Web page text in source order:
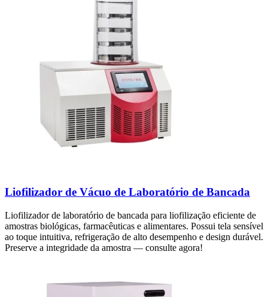
Liofilizador de Vácuo de Laboratório de Bancada
Liofilizador de laboratório de bancada para liofilização eficiente de
amostras biológicas, farmacêuticas e alimentares. Possui tela sensível
ao toque intuitiva, refrigeração de alto desempenho e design durável.
Preserve a integridade da amostra — consulte agora!